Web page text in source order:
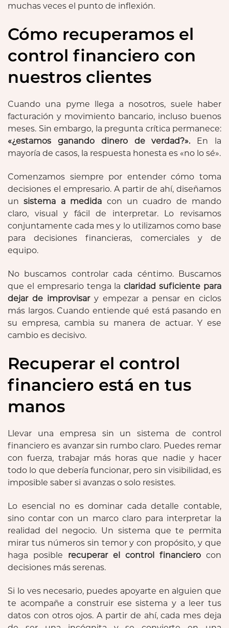
muchas veces el punto de inflexión.
Cómo recuperamos el
control financiero con
nuestros clientes
Cuando una pyme llega a nosotros, suele haber
facturación y movimiento bancario, incluso buenos
meses. Sin embargo, la pregunta crítica permanece:
«¿estamos ganando dinero de verdad?». En la
mayoría de casos, la respuesta honesta es «no lo sé».
Comenzamos siempre por entender cómo toma
decisiones el empresario. A partir de ahí, diseñamos
unsistema a medida con un cuadro de mando
claro, visual y fácil de interpretar. Lo revisamos
conjuntamente cada mes y lo utilizamos como base
para decisiones financieras, comerciales y de
equipo.
No buscamos controlar cada céntimo. Buscamos
que el empresario tenga laclaridad suficiente para
dejar de improvisary empezar a pensar en ciclos
más largos. Cuando entiende qué está pasando en
su empresa, cambia su manera de actuar. Y ese
cambio es decisivo.
Recuperar el control
financiero está en tus
manos
Llevar una empresa sin un sistema de control
financiero es avanzar sin rumbo claro. Puedes remar
con fuerza, trabajar más horas que nadie y hacer
todo lo que debería funcionar, pero sin visibilidad, es
imposible saber si avanzas o solo resistes.
Lo esencial no es dominar cada detalle contable,
sino contar con un marco claro para interpretar la
realidad del negocio. Un sistema que te permita
mirar tus números sin temor y con propósito, y que
haga posible recuperar el control financiero con
decisiones más serenas.
Si lo ves necesario, puedes apoyarte en alguien que
te acompañe a construir ese sistema y a leer tus
datos con otros ojos. A partir de ahí, cada mes deja